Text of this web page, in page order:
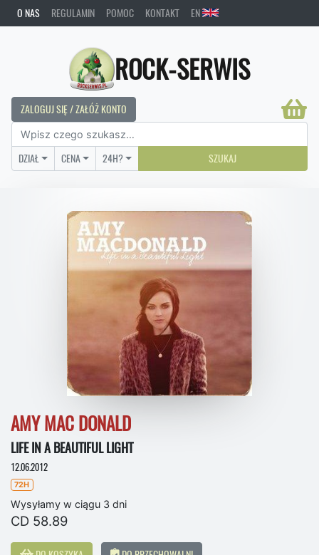
O NAS REGULAMIN POMOC KONTAKT EN
ROCK-SERWIS
ZALOGUJ SIĘ / ZAŁÓŻ KONTO
DZIAŁ CENA 24H? SZUKAJ
AMY MAC DONALD
LIFE IN A BEAUTIFUL LIGHT
12.06.2012
72H
Wysyłamy w ciągu 3 dni
CD 58.89